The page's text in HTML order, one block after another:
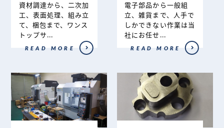
資材調達から、二次加
工、表面処理、組み立
て、梱包まで、ワンス
トップサ...
READ MORE
電子部品から一般組
立、雑貨まで、人手で
しかできない作業は当
社にお任せ...
READ MORE